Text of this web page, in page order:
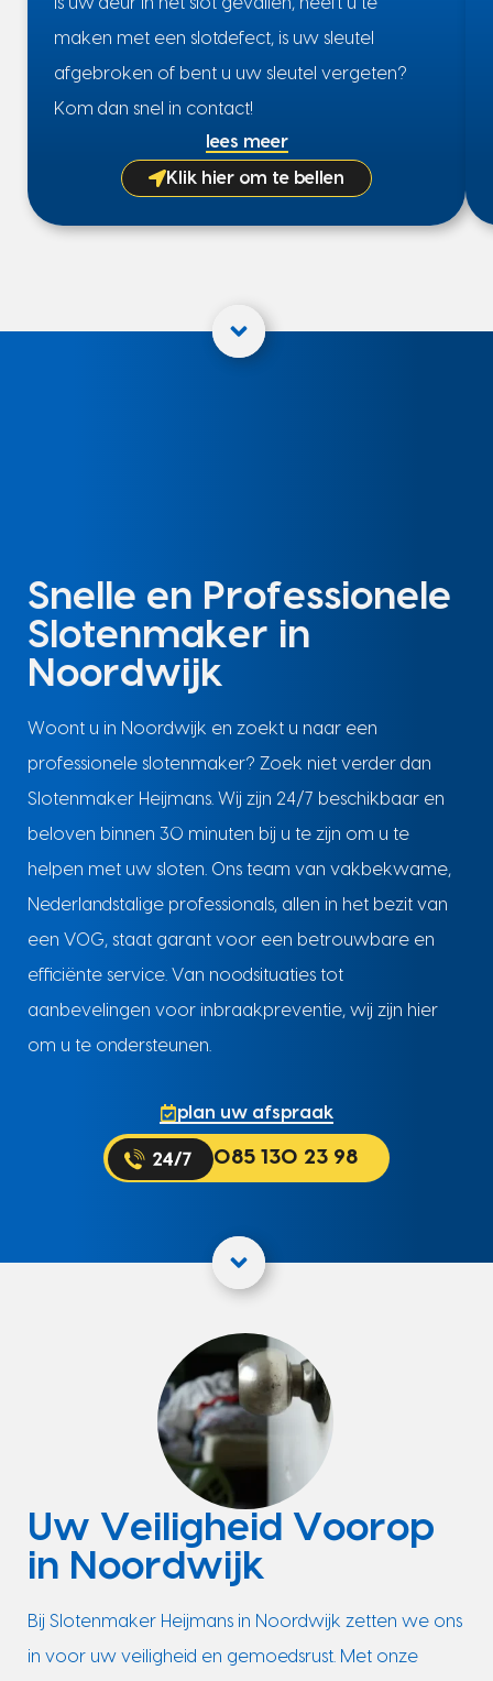
maken met een slotdefect, is uw sleutel
afgebroken of bent u uw sleutel vergeten?
Kom dan snel in contact!
lees meer
Klik hier om te bellen
Snelle en Professionele
Slotenmaker in
Noordwijk
Woont u in Noordwijk en zoekt u naar een
professionele slotenmaker? Zoek niet verder dan
Slotenmaker Heijmans. Wij zijn 24/7 beschikbaar en
beloven binnen 30 minuten bij u te zijn om u te
helpen met uw sloten. Ons team van vakbekwame,
Nederlandstalige professionals, allen in het bezit van
een VOG, staat garant voor een betrouwbare en
efficiënte service. Van noodsituaties tot
aanbevelingen voor inbraakpreventie, wij zijn hier
om u te ondersteunen.
plan uw afspraak
085 130 23 98
Uw Veiligheid Voorop
in Noordwijk
Bij Slotenmaker Heijmans in Noordwijk zetten we ons
in voor uw veiligheid en gemoedsrust. Met onze